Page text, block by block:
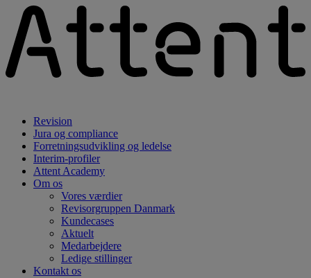
Revision
Jura og compliance
Forretningsudvikling og ledelse
Interim-profiler
Attent Academy
Om os
Vores værdier
Revisorgruppen Danmark
Kundecases
Aktuelt
Medarbejdere
Ledige stillinger
Kontakt os